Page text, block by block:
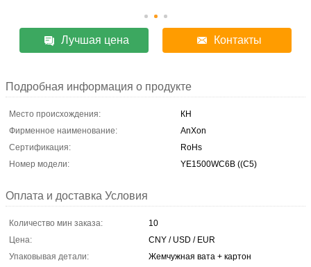
Лучшая цена Контакты
Подробная информация о продукте
Место происхождения:
КН
Фирменное наименование:
AnXon
Сертификация:
RoHs
Номер модели:
YE1500WC6B ((C5)
Оплата и доставка Условия
Количество мин заказа:
10
Цена:
CNY / USD / EUR
Упаковывая детали:
Жемчужная вата + картон